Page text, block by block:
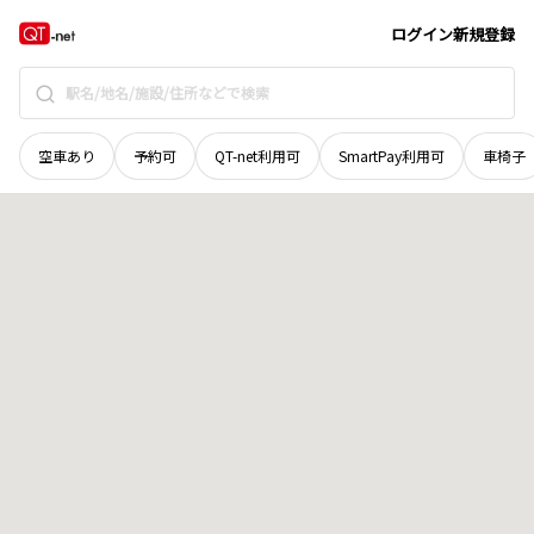
ログイン新規登録
空車あり 予約可 QT-net利用可 SmartPay利用可 車椅子
北海道